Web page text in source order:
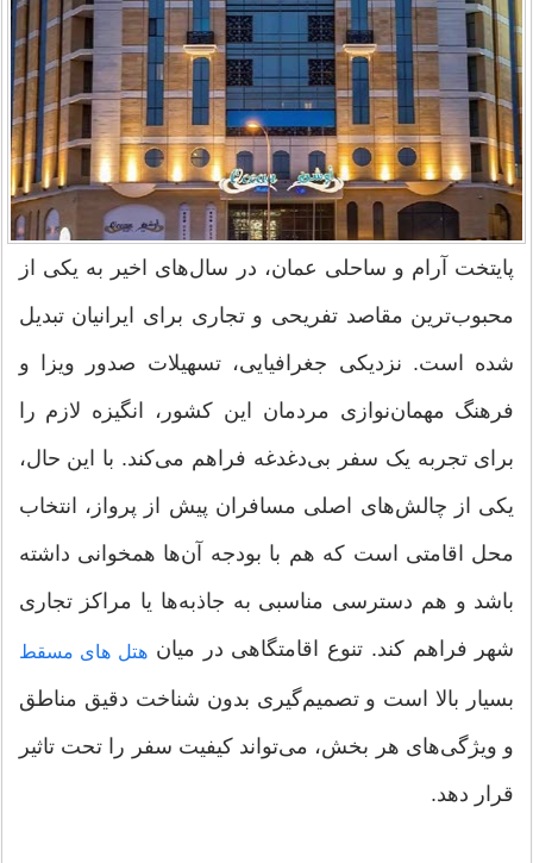
پایتخت آرام و ساحلی عمان، در سال‌های اخیر به یکی از
محبوب‌ترین مقاصد تفریحی و تجاری برای ایرانیان تبدیل
شده است. نزدیکی جغرافیایی، تسهیلات صدور ویزا و
فرهنگ مهمان‌نوازی مردمان این کشور، انگیزه‌ لازم را
برای تجربه یک سفر بی‌دغدغه فراهم می‌کند. با این حال،
یکی از چالش‌های اصلی مسافران پیش از پرواز، انتخاب
محل اقامتی است که هم با بودجه آن‌ها همخوانی داشته
باشد و هم دسترسی مناسبی به جاذبه‌ها یا مراکز تجاری
شهر فراهم کند. تنوع اقامتگاهی در میان هتل های مسقط
بسیار بالا است و تصمیم‌گیری بدون شناخت دقیق مناطق
و ویژگی‌های هر بخش، می‌تواند کیفیت سفر را تحت تاثیر
قرار دهد.